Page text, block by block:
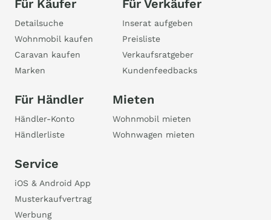
Für Käufer
Detailsuche
Wohnmobil kaufen
Caravan kaufen
Marken
Für Verkäufer
Inserat aufgeben
Preisliste
Verkaufsratgeber
Kundenfeedbacks
Für Händler
Händler-Konto
Händlerliste
Mieten
Wohnmobil mieten
Wohnwagen mieten
Service
iOS & Android App
Musterkaufvertrag
Werbung